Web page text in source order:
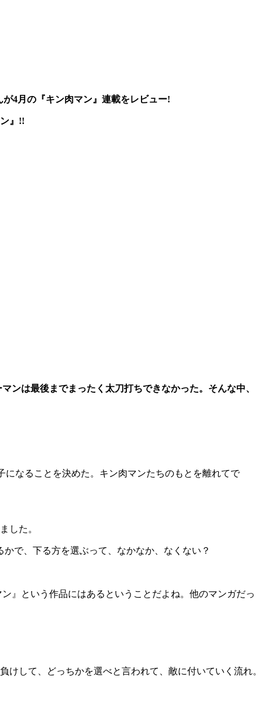
4月の『キン肉マン』連載をレビュー!
』!!
ンは最後までまったく太刀打ちできなかった。そんな中、
なることを決めた。キン肉マンたちのもとを離れてで
した。
で、下る方を選ぶって、なかなか、なくない？
』という作品にはあるということだよね。他のマンガだっ
して、どっちかを選べと言われて、敵に付いていく流れ。